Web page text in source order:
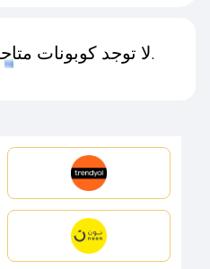
لا توجد كوبونات متاحة لـهذا المتجر حاليًا.